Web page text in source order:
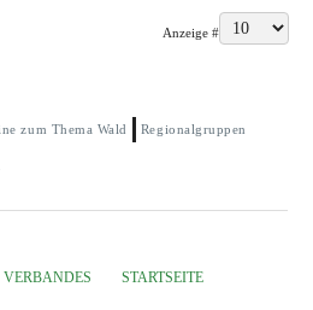
Anzeige #
zum Thema Wald Regionalgruppen
STARTSEITE